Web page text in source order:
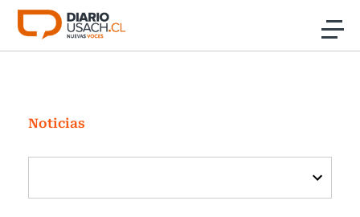
Click acá para ir directamente al contenido
Investigación
Cultura
Programas Radio y TV Usach
Noticias